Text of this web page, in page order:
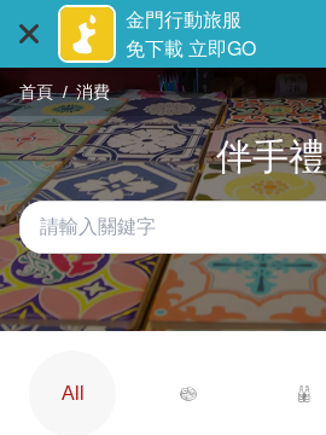
主
要
內
容
區
塊
金門行動旅服
免下載 立即GO
首頁 消費
伴手禮
All